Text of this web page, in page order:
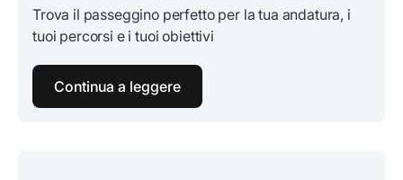
Trova il passeggino perfetto per la tua andatura, i
tuoi percorsi e i tuoi obiettivi
Continua a leggere